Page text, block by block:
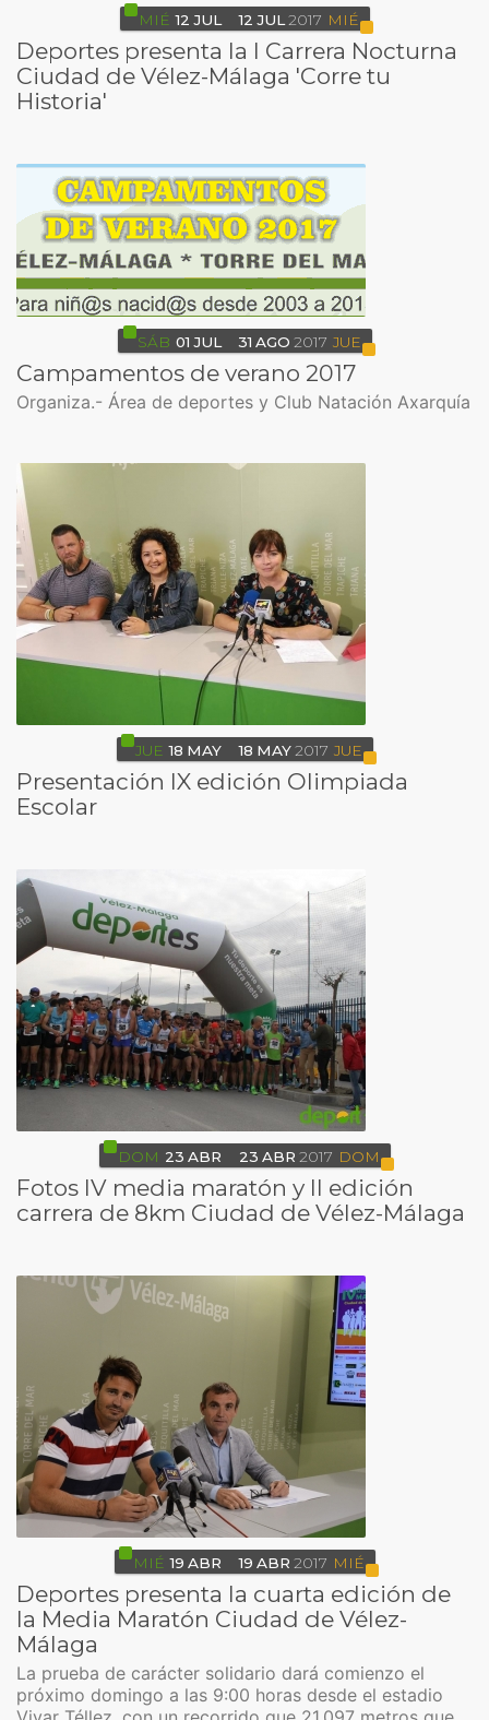
MIÉ 12 JUL 12 JUL 2017 MIÉ
Deportes presenta la I Carrera Nocturna
Ciudad de Vélez-Málaga 'Corre tu
Historia'
SÁB 01 JUL 31 AGO 2017 JUE
Campamentos de verano 2017
Organiza.- Área de deportes y Club Natación Axarquía
JUE 18 MAY 18 MAY 2017 JUE
Presentación IX edición Olimpiada
Escolar
DOM 23 ABR 23 ABR 2017 DOM
Fotos IV media maratón y II edición
carrera de 8km Ciudad de Vélez-Málaga
MIÉ 19 ABR 19 ABR 2017 MIÉ
Deportes presenta la cuarta edición de
la Media Maratón Ciudad de Vélez-
Málaga
La prueba de carácter solidario dará comienzo el
próximo domingo a las 9:00 horas desde el estadio